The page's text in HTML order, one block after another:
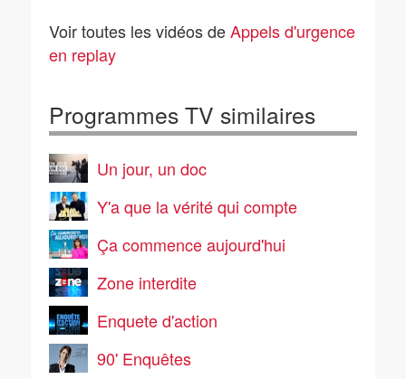
croisés de tous les
dangers
Camargue
Voir toutes les vidéos deAppels d'urgence
en replay
Programmes TV similaires
Un jour, un doc
Y'a que la vérité qui compte
Ça commence aujourd'hui
Zone interdite
Enquete d'action
90' Enquêtes